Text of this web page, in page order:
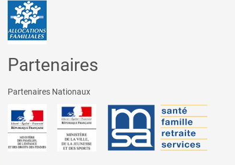
Partenaires
Partenaires Nationaux